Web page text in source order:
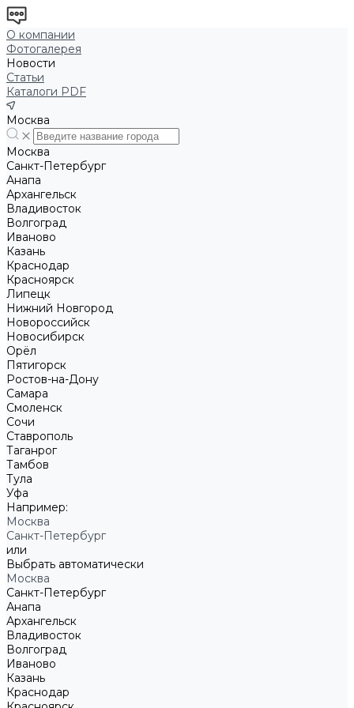
О компании
Фотогалерея
Новости
Статьи
Каталоги PDF
Москва
Москва
Санкт-Петербург
Анапа
Архангельск
Владивосток
Волгоград
Иваново
Казань
Краснодар
Красноярск
Липецк
Нижний Новгород
Новороссийск
Новосибирск
Орёл
Пятигорск
Ростов-на-Дону
Самара
Смоленск
Сочи
Ставрополь
Таганрог
Тамбов
Тула
Уфа
Например:
Москва
Санкт-Петербург
или
Выбрать автоматически
Москва
Санкт-Петербург
Анапа
Архангельск
Владивосток
Волгоград
Иваново
Казань
Краснодар